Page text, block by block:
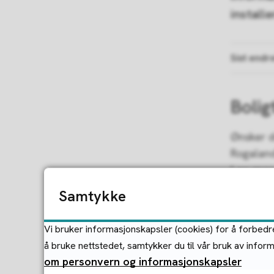
Sist
Ønsker
Les
Det er
med
Samtykke
Vi bruker informasjonskapsler (cookies) for å
å bruke nettstedet, samtykker du til vår bruk av
om personvern og informasjonskapsler